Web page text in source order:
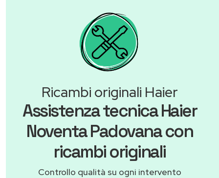
Ricambi originali Haier
Assistenza tecnica Haier
Noventa Padovana con
ricambi originali
Controllo qualità su ogni intervento